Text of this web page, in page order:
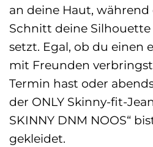
an deine Haut,
Schnitt deine
setzt. Egal, ob du einen
mit Freunden
Termin hast oder
der ONLY Skinny-fit-
SKINNY DNM NOOS“
gekleidet.